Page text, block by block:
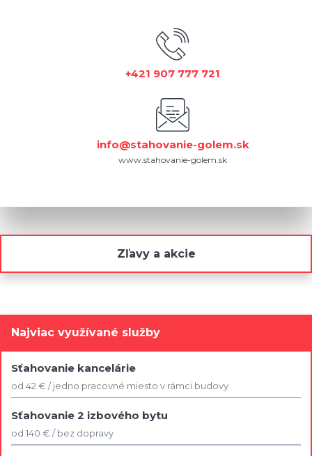
+421 907 777 721
info@stahovanie-golem.sk
www.stahovanie-golem.sk
Zľavy a akcie
Najviac využívané služby
Sťahovanie kancelárie
od 42 € / jedno pracovné miesto v rámci budovy
Sťahovanie 2 izbového bytu
od 140 € / bez dopravy